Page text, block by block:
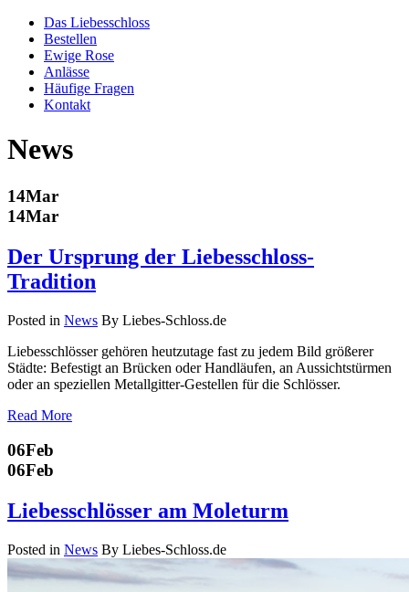
Das Liebesschloss
Bestellen
Ewige Rose
Anlässe
Häufige Fragen
Kontakt
News
14Mar
14Mar
Der Ursprung der Liebesschloss-
Tradition
Posted in News By Liebes-Schloss.de
Liebesschlösser gehören heutzutage fast zu jedem Bild größerer
Städte: Befestigt an Brücken oder Handläufen, an Aussichtstürmen
oder an speziellen Metallgitter-Gestellen für die Schlösser.
Read More
06Feb
06Feb
Liebesschlösser am Moleturm
Posted in News By Liebes-Schloss.de